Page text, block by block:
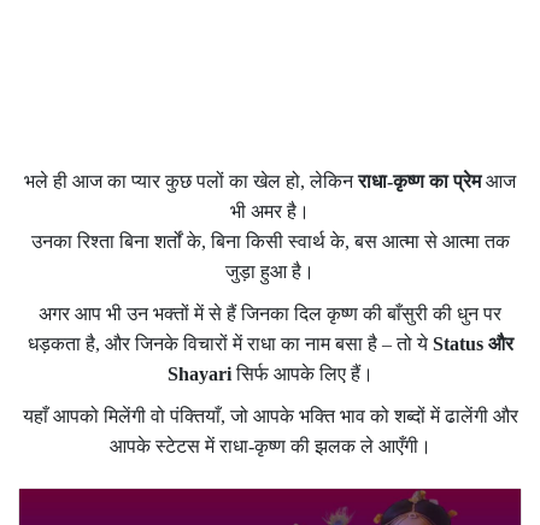
भले ही आज का प्यार कुछ पलों का खेल हो, लेकिनराधा-कृष्ण का प्रेमआज
भी अमर है।
उनका रिश्ता बिना शर्तों के, बिना किसी स्वार्थ के, बस आत्मा से आत्मा तक
जुड़ा हुआ है।
अगर आप भी उन भक्तों में से हैं जिनका दिल कृष्ण की बाँसुरी की धुन पर
धड़कता है, और जिनके विचारों में राधा का नाम बसा है – तो ये Status और
Shayariसिर्फ आपके लिए हैं।
यहाँ आपको मिलेंगी वो पंक्तियाँ, जो आपके भक्ति भाव को शब्दों में ढालेंगी और
आपके स्टेटस में राधा-कृष्ण की झलक ले आएँगी।